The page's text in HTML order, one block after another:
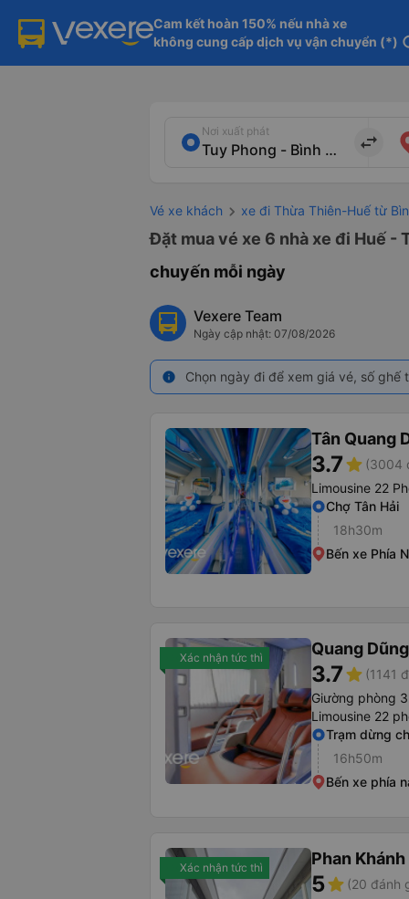
Cam kết hoàn 150% nếu nhà xe
không cung cấp dịch vụ vận chuyển (*)
Nơi xuất phát
import_export
Vé xe khách xe đi Thừa Thiên-Huế từ
Đặt mua vé xe 6 nhà xe đi Huế -
chuyến mỗi ngày
Vexere Team
Ngày cập nhật: 07/08/2026
info Chọn ngày đi để xem giá vé, số
Tân Quang
3.7star (3004
Limousine 22
Chợ Tân Hải
18h30m
Bến xe Phía
Xác nhận tức thì Quang
3.7star (1141
Giường phòng
Limousine 22
Trạm dừng
16h50m
Bến xe phía
Xác nhận tức thì Phan Khánh
5star (20 đánh